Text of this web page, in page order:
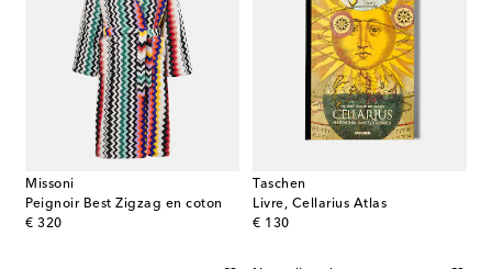
Missoni
Peignoir Best Zigzag en coton
€ 320
original price
Taschen
Livre, Cellarius Atlas
€ 130
original price